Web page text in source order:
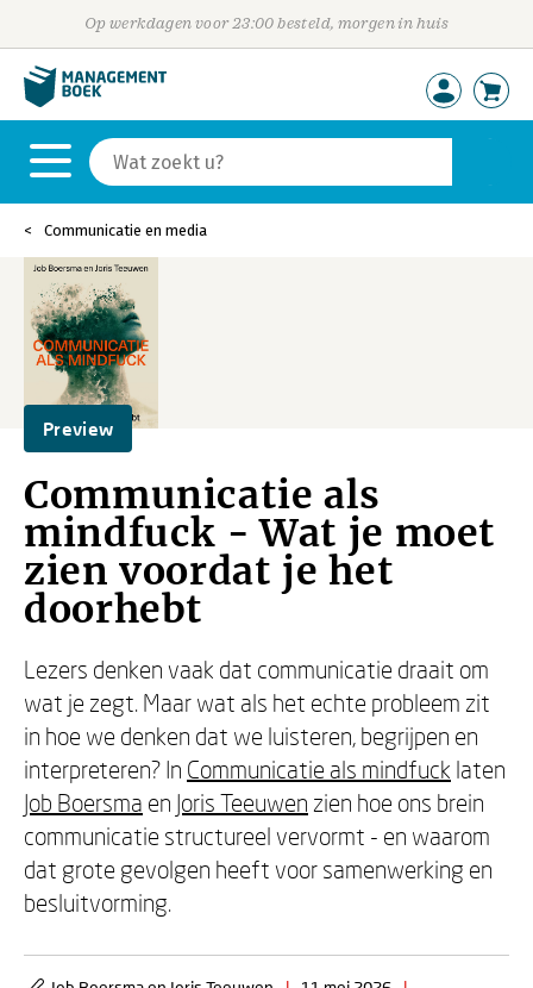
Op werkdagen voor 23:00 besteld, morgen in huis
Communicatie en media
Preview
Communicatie als
mindfuck - Wat je moet
zien voordat je het
doorhebt
Lezers denken vaak dat communicatie draait om
wat je zegt. Maar wat als het echte probleem zit
in hoe we denken dat we luisteren, begrijpen en
interpreteren? In Communicatie als mindfuck laten
Job Boersma en Joris Teeuwen zien hoe ons brein
communicatie structureel vervormt - en waarom
dat grote gevolgen heeft voor samenwerking en
besluitvorming.